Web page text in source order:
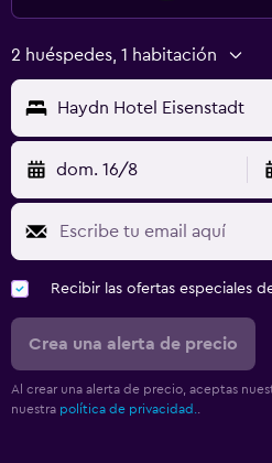
2 huéspedes, 1 habitación
Haydn Hotel Eisenstadt
dom. 16/8
Recibir las ofertas especiales
Crea una alerta de precio
Al crear una alerta de precio, aceptas
nuestra política de privacidad.